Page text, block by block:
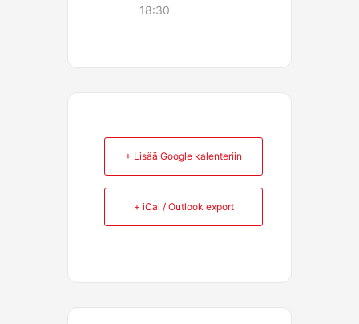
18:30
+ Lisää Google kalenteriin
+ iCal / Outlook export